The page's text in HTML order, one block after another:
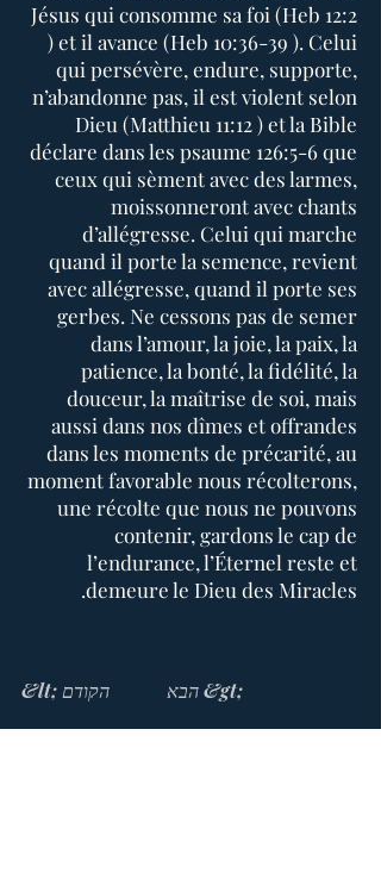
Jésus qui consomme sa foi (Heb 12:2
) et il avance (Heb 10:36-39 ). Celui
qui persévère, endure, supporte,
n’abandonne pas, il est violent selon
Dieu (Matthieu 11:12 ) et la Bible
déclare dans les psaume 126:5-6 que
ceux qui sèment avec des larmes,
moissonneront avec chants
d’allégresse. Celui qui marche
quand il porte la semence, revient
avec allégresse, quand il porte ses
gerbes. Ne cessons pas de semer
dans l’amour, la joie, la paix, la
patience, la bonté, la fidélité, la
douceur, la maîtrise de soi, mais
aussi dans nos dîmes et offrandes
dans les moments de précarité, au
moment favorable nous récolterons,
une récolte que nous ne pouvons
contenir, gardons le cap de
l’endurance, l’Éternel reste et
demeure le Dieu des Miracles.
&lt; הקודם הבא &gt;